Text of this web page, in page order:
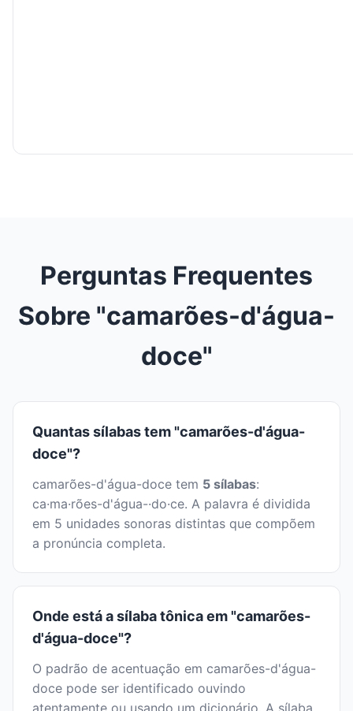
Perguntas Frequentes
Sobre "camarões-d'água-
doce"
Quantas sílabas tem "camarões-d'água-
doce"?
camarões-d'água-doce tem 5 sílabas:
ca·ma·rões-d'água-·do·ce. A palavra é dividida
em 5 unidades sonoras distintas que compõem
a pronúncia completa.
Onde está a sílaba tônica em "camarões-
d'água-doce"?
O padrão de acentuação em camarões-d'água-
doce pode ser identificado ouvindo